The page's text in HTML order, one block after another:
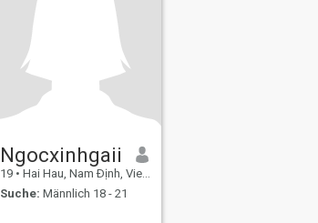
Ngocxinhgaii
19 • Hai Hau, Nam Ðịnh, Vietnam
Suche: Männlich 18 - 21